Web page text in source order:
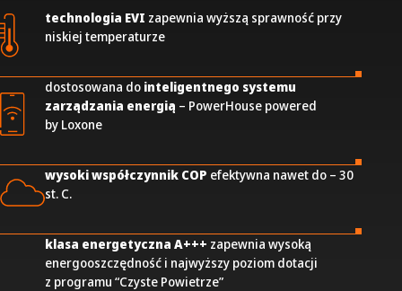
technologia EVI zapewnia wyższą sprawność przy
niskiej temperaturze
dostosowana do inteligentnego systemu
zarządzania energią – PowerHouse powered
by Loxone
wysoki współczynnik COP efektywna nawet do – 30
st. C.
klasa energetyczna A+++ zapewnia wysoką
energooszczędność i najwyższy poziom dotacji
z programu “Czyste Powietrze”